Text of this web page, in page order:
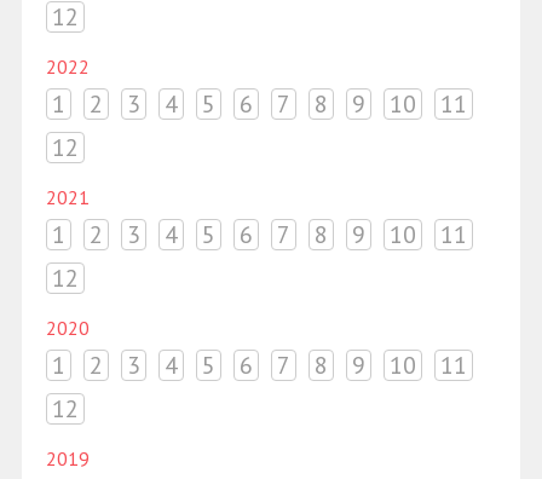
12
2022
1 2 3 4 5 6 7 8 9 10
11
12
2021
1 2 3 4 5 6 7 8 9 10
11
12
2020
1 2 3 4 5 6 7 8 9 10
11
12
2019